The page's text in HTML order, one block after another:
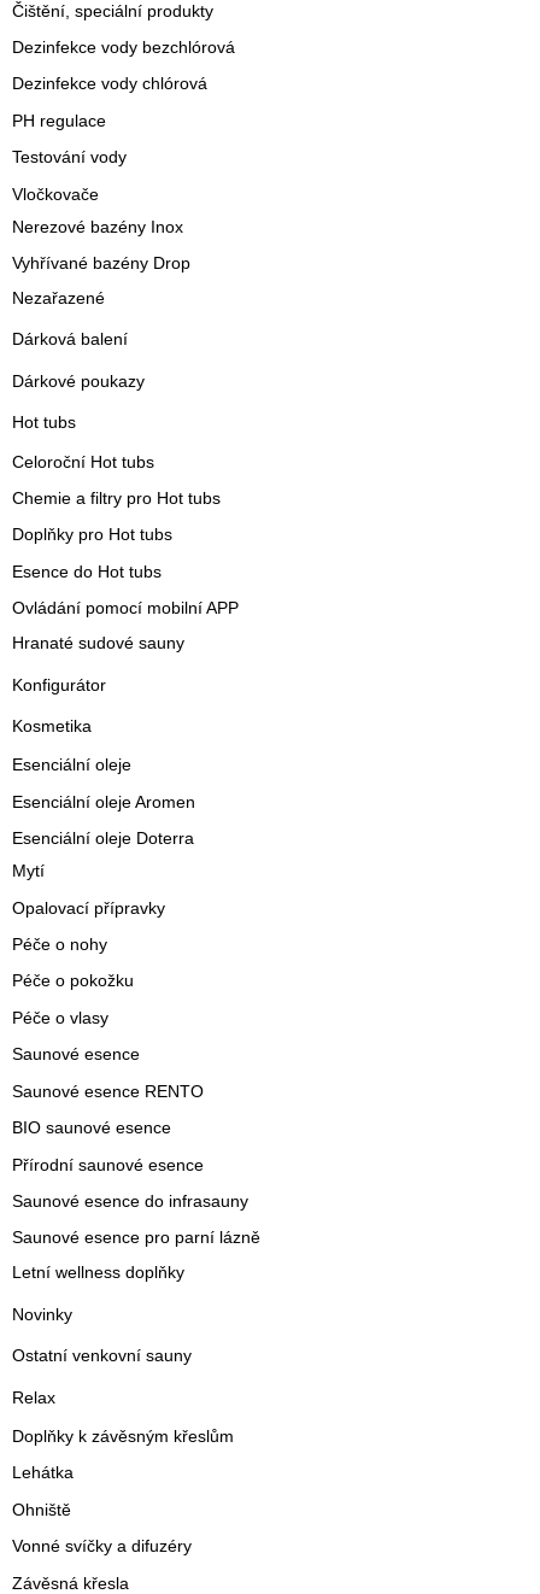
Čištění, speciální produkty
Dezinfekce vody bezchlórová
Dezinfekce vody chlórová
PH regulace
Testování vody
Vločkovače
Nerezové bazény Inox
Vyhřívané bazény Drop
Nezařazené
Dárková balení
Dárkové poukazy
Hot tubs
Celoroční Hot tubs
Chemie a filtry pro Hot tubs
Doplňky pro Hot tubs
Esence do Hot tubs
Ovládání pomocí mobilní APP
Hranaté sudové sauny
Konfigurátor
Kosmetika
Esenciální oleje
Esenciální oleje Aromen
Esenciální oleje Doterra
Mytí
Opalovací přípravky
Péče o nohy
Péče o pokožku
Péče o vlasy
Saunové esence
Saunové esence RENTO
BIO saunové esence
Přírodní saunové esence
Saunové esence do infrasauny
Saunové esence pro parní lázně
Letní wellness doplňky
Novinky
Ostatní venkovní sauny
Relax
Doplňky k závěsným křeslům
Lehátka
Ohniště
Vonné svíčky a difuzéry
Závěsná křesla